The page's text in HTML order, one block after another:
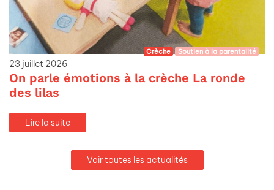
Crèche Soutien à la parentalité
23 juillet 2026
On parle émotions à la crèche La ronde
des lilas
Lire la suite
Voir toutes les actualités